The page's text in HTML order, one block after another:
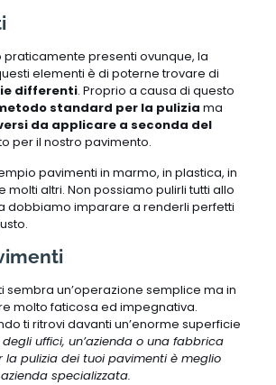
praticamente presenti ovunque, la
elementi è di poterne trovare di
differenti. Proprio a causa di questo
standard per la pulizia ma
da applicare a seconda del
per il nostro pavimento.
pavimenti in marmo, in plastica, in
molti altri. Non possiamo pulirli tutti allo
dobbiamo imparare a renderli perfetti
sembra un’operazione semplice ma in
molto faticosa ed impegnativa.
ti ritrovi davanti un’enorme superficie
uffici, un’azienda o una fabbrica
la pulizia dei tuoi pavimenti è meglio
specializzata.